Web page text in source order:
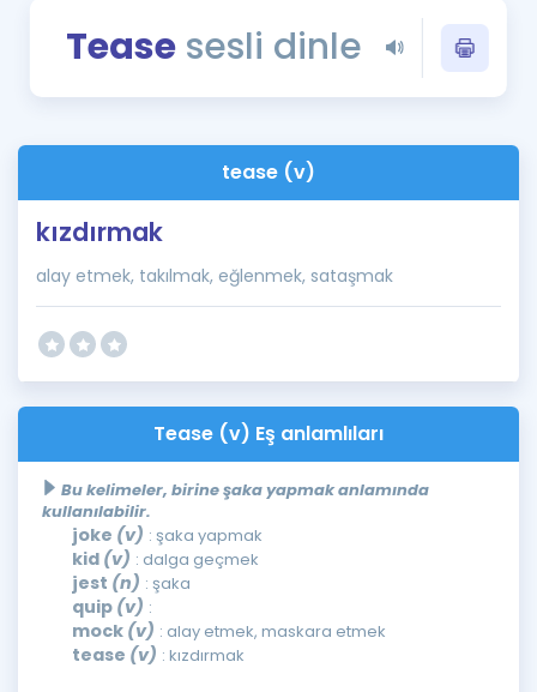
Blog
İngilizce Gramer
Teasesesli dinle
tease (v)
kızdırmak
alay etmek, takılmak, eğlenmek, sataşmak
Tease (v) Eş anlamlıları
Bu kelimeler, birine şaka yapmak anlamında
kullanılabilir.
joke (v) : şaka yapmak
kid (v) : dalga geçmek
jest (n) : şaka
quip (v) :
mock (v) : alay etmek, maskara etmek
tease (v) : kızdırmak